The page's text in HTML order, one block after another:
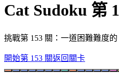
Cat Sudoku 第
挑戰第 153 關：一道困難難度
開始第 153 關返回關卡